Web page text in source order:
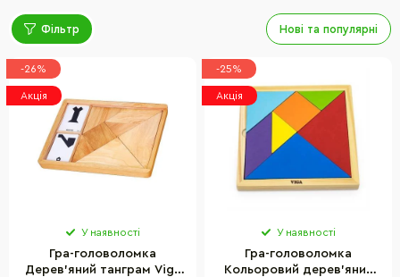
Фільтр Нові та популярні
-26%
Акція
У наявності
Гра-головоломка
Дерев'яний танграм Viga
-25%
Акція
У наявності
Гра-головоломка
Кольоровий дерев'яний